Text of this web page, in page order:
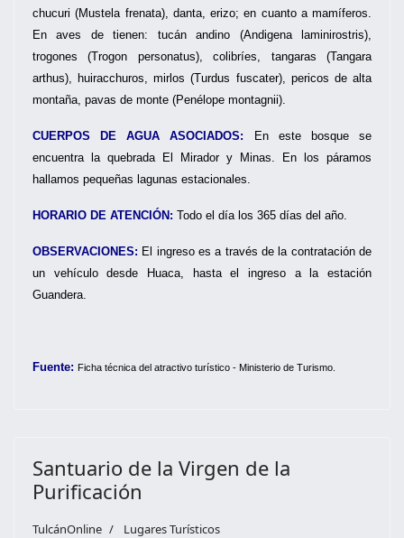
chucuri (Mustela frenata), danta, erizo; en cuanto a mamíferos.
En aves de tienen: tucán andino (Andigena laminirostris),
trogones (Trogon personatus), colibríes, tangaras (Tangara
arthus), huiracchuros, mirlos (Turdus fuscater), pericos de alta
montaña, pavas de monte (Penélope montagnii).
CUERPOS DE AGUA ASOCIADOS: En este bosque se
encuentra la quebrada El Mirador y Minas. En los páramos
hallamos pequeñas lagunas estacionales.
HORARIO DE ATENCIÓN: Todo el día los 365 días del año.
OBSERVACIONES: El ingreso es a través de la contratación de
un vehículo desde Huaca, hasta el ingreso a la estación
Guandera.
Fuente: Ficha técnica del atractivo turístico - Ministerio de Turismo.
Santuario de la Virgen de la
Purificación
TulcánOnline Lugares Turísticos